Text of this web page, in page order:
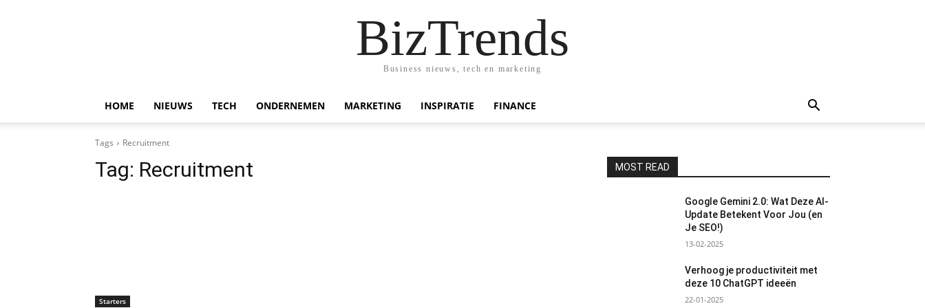
BizTrends
Business nieuws, tech en marketing
HOME NIEUWS TECH ONDERNEMEN MARKETING INSPIRATIE FINANCE
Tags Recruitment
Tag: Recruitment
Starters
MOST READ
Google Gemini 2.0: Wat Deze AI-
Update Betekent Voor Jou (en
Je SEO!)
13-02-2025
Verhoog je productiviteit met
deze 10 ChatGPT ideeën
22-01-2025